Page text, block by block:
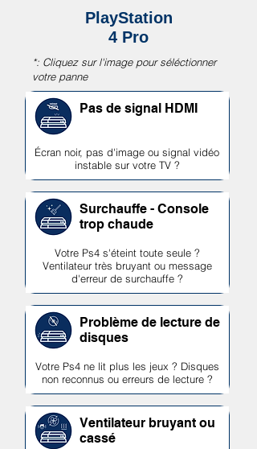
PlayStation
4 Pro
*: Cliquez sur l'image pour séléctionner
votre panne
Pas de signal HDMI
Écran noir, pas d'image ou signal vidéo
instable sur votre TV ?
Surchauffe - Console
trop chaude
Votre Ps4 s'éteint toute seule ?
Ventilateur très bruyant ou message
d'erreur de surchauffe ?
Problème de lecture de
disques
Votre Ps4 ne lit plus les jeux ? Disques
non reconnus ou erreurs de lecture ?
Ventilateur bruyant ou
cassé